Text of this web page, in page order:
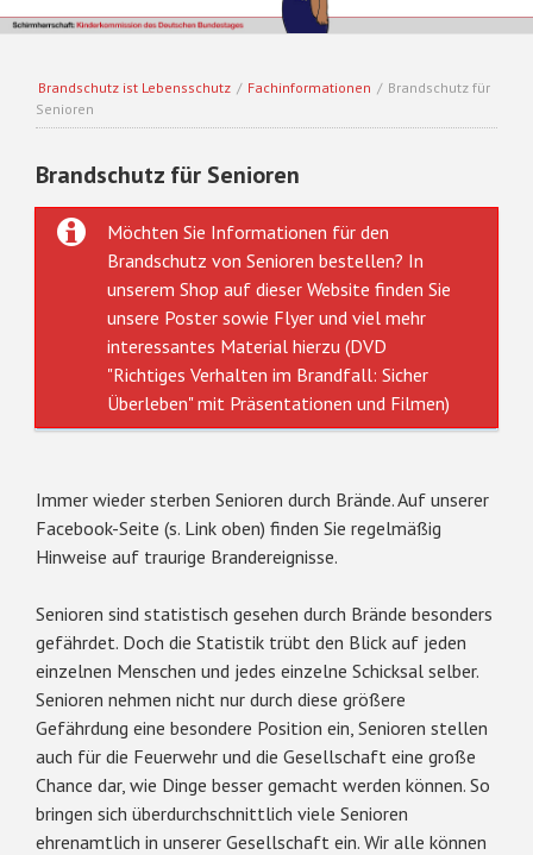
Brandschutz ist Lebensschutz / Fachinformationen / Brandschutz für
Senioren
Brandschutz für Senioren
Möchten Sie Informationen für den
Brandschutz von Senioren bestellen? In
unserem Shop auf dieser Website finden Sie
unsere Poster sowie Flyer und viel mehr
interessantes Material hierzu (DVD
"Richtiges Verhalten im Brandfall: Sicher
Überleben" mit Präsentationen und Filmen)
Immer wieder sterben Senioren durch Brände. Auf unserer
Facebook-Seite (s. Link oben) finden Sie regelmäßig
Hinweise auf traurige Brandereignisse.
Senioren sind statistisch gesehen durch Brände besonders
gefährdet. Doch die Statistik trübt den Blick auf jeden
einzelnen Menschen und jedes einzelne Schicksal selber.
Senioren nehmen nicht nur durch diese größere
Gefährdung eine besondere Position ein, Senioren stellen
auch für die Feuerwehr und die Gesellschaft eine große
Chance dar, wie Dinge besser gemacht werden können. So
bringen sich überdurchschnittlich viele Senioren
ehrenamtlich in unserer Gesellschaft ein. Wir alle können